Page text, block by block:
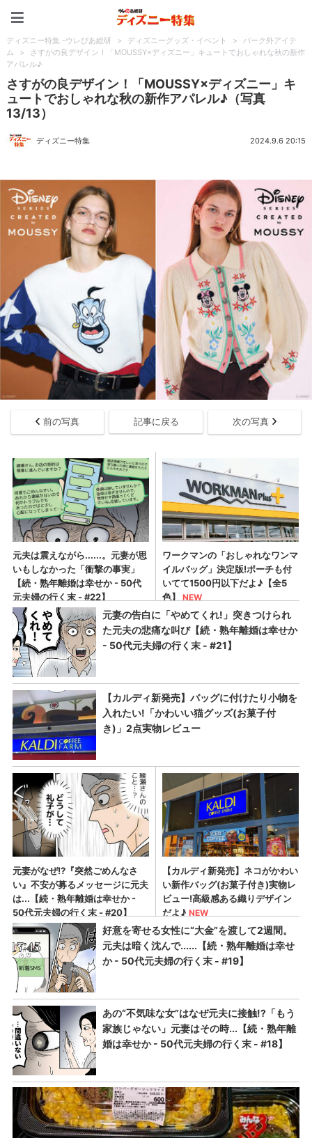
ディズニー特集 -ウレぴあ総研 > ディズニーグッズ・イベント >
パーク外アイテ
ム
>
さすがの良デザイン！「MOUSSY×ディズニー」キュートでおしゃれな秋の新作
アパレル♪
さすがの良デザイン！「MOUSSY×ディズニー」キ
ュートでおしゃれな秋の新作アパレル♪（写真
13/13）
ディズニー特集 2024.9.6 20:15
前の写真 記事に戻る 次の写真